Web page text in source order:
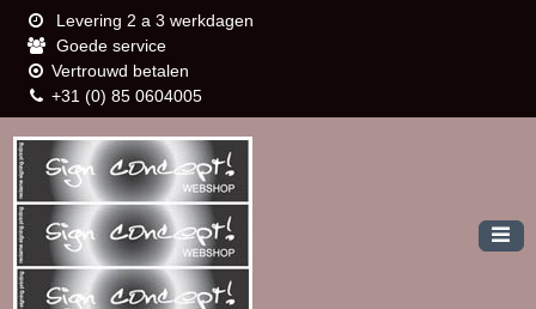
Levering 2 a 3 werkdagen
Goede service
Vertrouwd betalen
+31 (0) 85 0604005